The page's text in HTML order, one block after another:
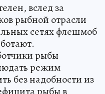
вслед за
рыбной отрасли
сетях флешмоб
рыбы
режим
без надобности из
рыбы в